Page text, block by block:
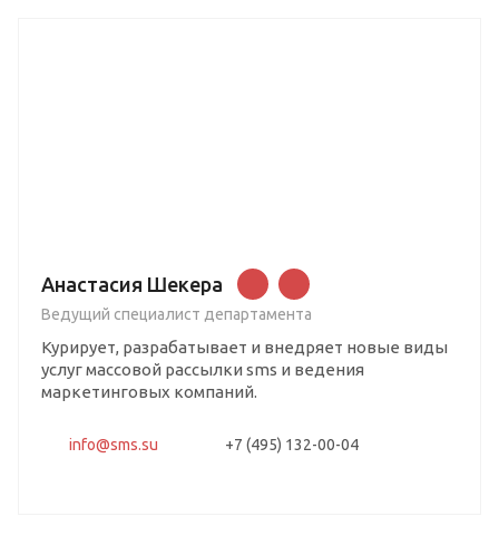
Анастасия Шекера
Ведущий специалист департамента
Курирует, разрабатывает и внедряет новые виды
услуг массовой рассылки sms и ведения
маркетинговых компаний.
info@sms.su +7 (495) 132-00-04